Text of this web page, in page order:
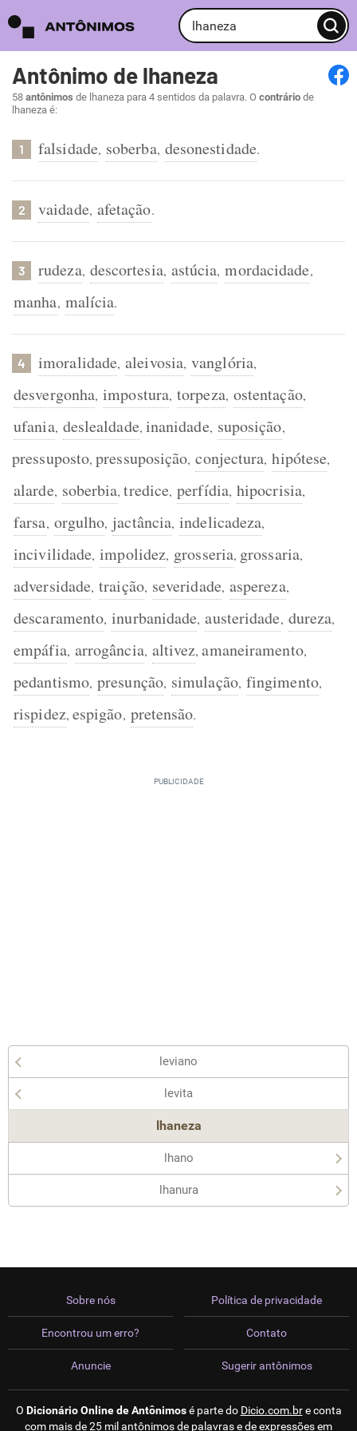
Antônimo de lhaneza
58 antônimos de lhaneza para 4 sentidos da palavra. O contrário de
lhaneza é:
1 falsidade, soberba, desonestidade.
2 vaidade, afetação.
3 rudeza, descortesia, astúcia, mordacidade,
manha, malícia.
4 imoralidade, aleivosia, vanglória,
desvergonha, impostura, torpeza, ostentação,
ufania, deslealdade, inanidade, suposição,
pressuposto,pressuposição, conjectura, hipótese,
alarde, soberbia,tredice, perfídia, hipocrisia,
farsa, orgulho, jactância, indelicadeza,
incivilidade, impolidez, grosseria, grossaria,
adversidade, traição, severidade, aspereza,
descaramento, inurbanidade, austeridade, dureza,
empáfia, arrogância, altivez,amaneiramento,
pedantismo, presunção, simulação, fingimento,
rispidez, espigão, pretensão.
leviano
levita
lhaneza
lhano
lhanura
Sobre nós
Encontrou um erro?
Anuncie
Política de privacidade
Contato
Sugerir antônimos
O Dicionário Online de Antônimosé parte do Dicio.com.bre conta
com mais de 25 mil antônimos de palavras e de expressões em